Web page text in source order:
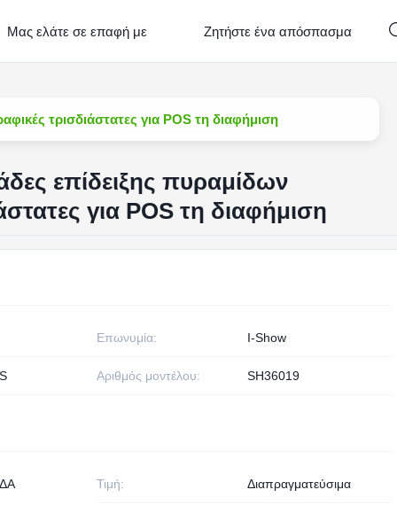
Μας ελάτε σε επαφή με Ζητήστε ένα απόσπασμα
τρισδιάστατες για POS τη διαφήμιση
επίδειξης πυραμίδων
για POS τη διαφήμιση
Επωνυμία: I-Show
Αριθμός μοντέλου: SH36019
Τιμή: Διαπραγματεύσιμα